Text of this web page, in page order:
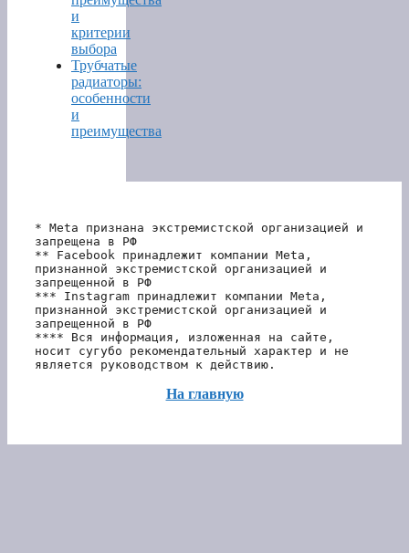
и
критерии
выбора
Трубчатые
радиаторы:
особенности
и
преимущества
* Meta признана экстремистской организацией и
запрещена в РФ
** Facebook принадлежит компании Meta,
признанной экстремистской организацией и
запрещенной в РФ
*** Instagram принадлежит компании Meta,
признанной экстремистской организацией и
запрещенной в РФ
**** Вся информация, изложенная на сайте,
носит сугубо рекомендательный характер и не
является руководством к действию.
На главную